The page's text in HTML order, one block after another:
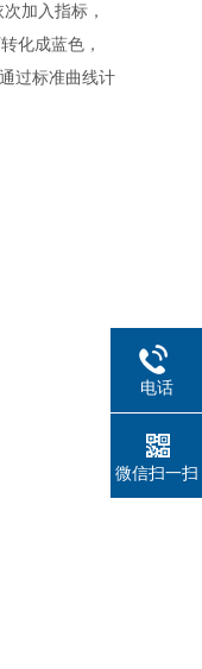
加入指标，
化成蓝色，
过标准曲线计
电话
微信扫一扫